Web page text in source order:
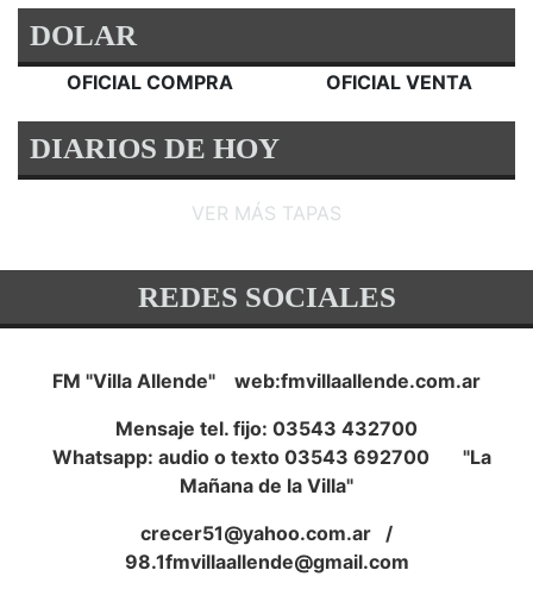
DOLAR
OFICIAL COMPRA OFICIAL VENTA
DIARIOS DE HOY
VER MÁS TAPAS
REDES SOCIALES
FM "Villa Allende" web:fmvillaallende.com.ar
Mensaje tel. fijo: 03543 432700
Whatsapp: audio o texto 03543 692700 "La
Mañana de la Villa"
crecer51@yahoo.com.ar /
98.1fmvillaallende@gmail.com